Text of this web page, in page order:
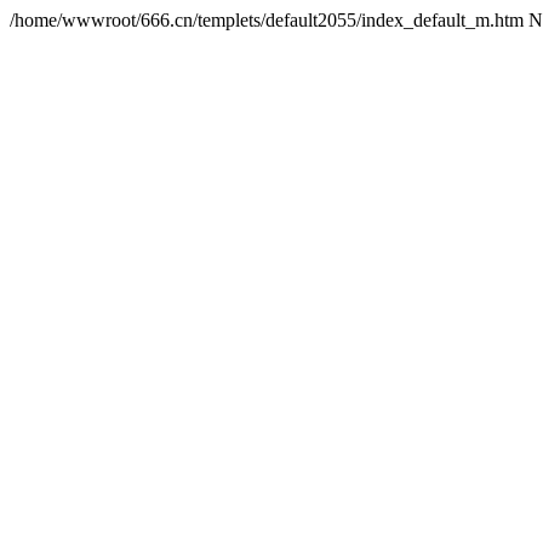
/home/wwwroot/666.cn/templets/default2055/index_default_m.htm